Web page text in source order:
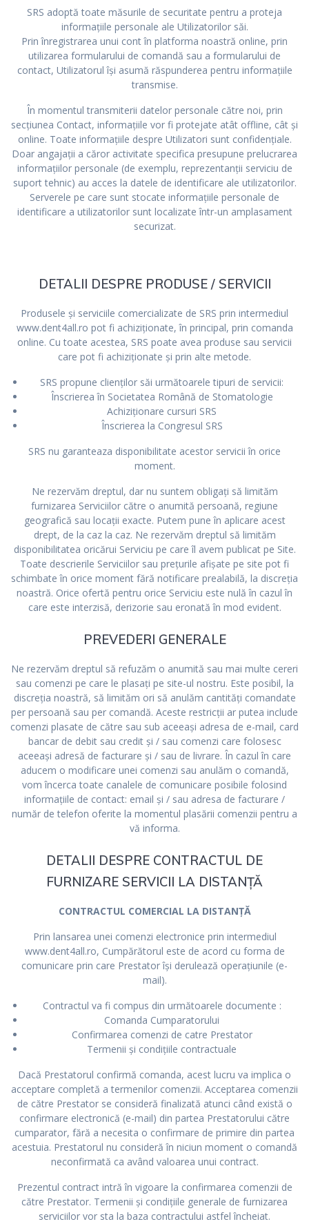
SRS adoptă toate măsurile de securitate pentru a proteja
informațiile personale ale Utilizatorilor săi.
Prin înregistrarea unui cont în platforma noastră online, prin
utilizarea formularului de comandă sau a formularului de
contact, Utilizatorul își asumă răspunderea pentru informațiile
transmise.
În momentul transmiterii datelor personale către noi, prin
secțiunea Contact, informațiile vor fi protejate atât offline, cât și
online. Toate informațiile despre Utilizatori sunt confidențiale.
Doar angajații a căror activitate specifica presupune prelucrarea
informațiilor personale (de exemplu, reprezentanții serviciu de
suport tehnic) au acces la datele de identificare ale utilizatorilor.
Serverele pe care sunt stocate informațiile personale de
identificare a utilizatorilor sunt localizate într-un amplasament
securizat.
DETALII DESPRE PRODUSE / SERVICII
Produsele și serviciile comercializate de SRS prin intermediul
www.dent4all.ro pot fi achiziționate, în principal, prin comanda
online. Cu toate acestea, SRS poate avea produse sau servicii
care pot fi achiziționate și prin alte metode.
SRS propune clienților săi următoarele tipuri de servicii:
Înscrierea în Societatea Română de Stomatologie
Achiziționare cursuri SRS
Înscrierea la Congresul SRS
SRS nu garanteaza disponibilitate acestor servicii în orice
moment.
Ne rezervăm dreptul, dar nu suntem obligați să limităm
furnizarea Serviciilor către o anumită persoană, regiune
geografică sau locații exacte. Putem pune în aplicare acest
drept, de la caz la caz. Ne rezervăm dreptul să limităm
disponibilitatea oricărui Serviciu pe care îl avem publicat pe Site.
Toate descrierile Serviciilor sau prețurile afișate pe site pot fi
schimbate în orice moment fără notificare prealabilă, la discreția
noastră. Orice ofertă pentru orice Serviciu este nulă în cazul în
care este interzisă, derizorie sau eronată în mod evident.
PREVEDERI GENERALE
Ne rezervăm dreptul să refuzăm o anumită sau mai multe cereri
sau comenzi pe care le plasați pe site-ul nostru. Este posibil, la
discreția noastră, să limităm ori să anulăm cantități comandate
per persoană sau per comandă. Aceste restricții ar putea include
comenzi plasate de către sau sub aceeași adresa de e-mail, card
bancar de debit sau credit și / sau comenzi care folosesc
aceeași adresă de facturare și / sau de livrare. În cazul în care
aducem o modificare unei comenzi sau anulăm o comandă,
vom încerca toate canalele de comunicare posibile folosind
informațiile de contact: email și / sau adresa de facturare /
număr de telefon oferite la momentul plasării comenzii pentru a
vă informa.
DETALII DESPRE CONTRACTUL DE
FURNIZARE SERVICII LA DISTANȚĂ
CONTRACTUL COMERCIAL LA DISTANȚĂ
Prin lansarea unei comenzi electronice prin intermediul
www.dent4all.ro, Cumpărătorul este de acord cu forma de
comunicare prin care Prestator își derulează operațiunile (e-
mail).
Contractul va fi compus din următoarele documente :
Comanda Cumparatorului
Confirmarea comenzi de catre Prestator
Termenii și condițiile contractuale
Dacă Prestatorul confirmă comanda, acest lucru va implica o
acceptare completă a termenilor comenzii. Acceptarea comenzii
de către Prestator se consideră finalizată atunci când există o
confirmare electronică (e-mail) din partea Prestatorului către
cumparator, fără a necesita o confirmare de primire din partea
acestuia. Prestatorul nu consideră în niciun moment o comandă
neconfirmată ca având valoarea unui contract.
Prezentul contract intră în vigoare la confirmarea comenzii de
către Prestator. Termenii și condițiile generale de furnizarea
serviciilor vor sta la baza contractului astfel încheiat.